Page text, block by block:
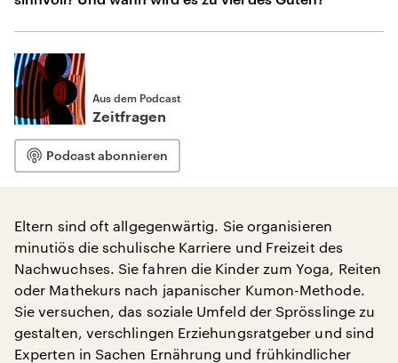
Aus dem Podcast
Zeitfragen
Podcast abonnieren
Eltern sind oft allgegenwärtig. Sie organisieren
minutiös die schulische Karriere und Freizeit des
Nachwuchses. Sie fahren die Kinder zum Yoga, Reiten
oder Mathekurs nach japanischer Kumon-Methode.
Sie versuchen, das soziale Umfeld der Sprösslinge zu
gestalten, verschlingen Erziehungsratgeber und sind
Experten in Sachen Ernährung und frühkindlicher